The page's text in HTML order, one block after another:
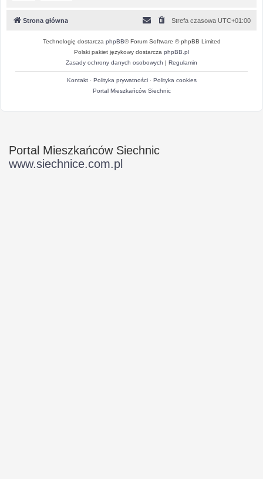
Strona główna Strefa czasowa UTC+01:00
Technologię dostarcza phpBB® Forum Software © phpBB Limited
Polski pakiet językowy dostarcza phpBB.pl
Zasady ochrony danych osobowych | Regulamin
Kontakt· Polityka prywatności· Polityka cookies
Portal Mieszkańców Siechnic
Portal Mieszkańców Siechnic
www.siechnice.com.pl